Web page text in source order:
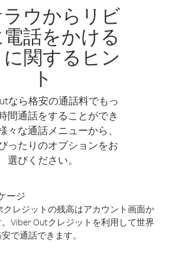
ラウからリビ
話をかける
関するヒン
ト
なら格安の通話料でもっ
間通話をすることができ
々な通話メニューから、
ったりのオプションをお
選びください。
ージ
クレジットの残高はアカウント画面か
Viber Outクレジットを利用して世界
で通話できます。